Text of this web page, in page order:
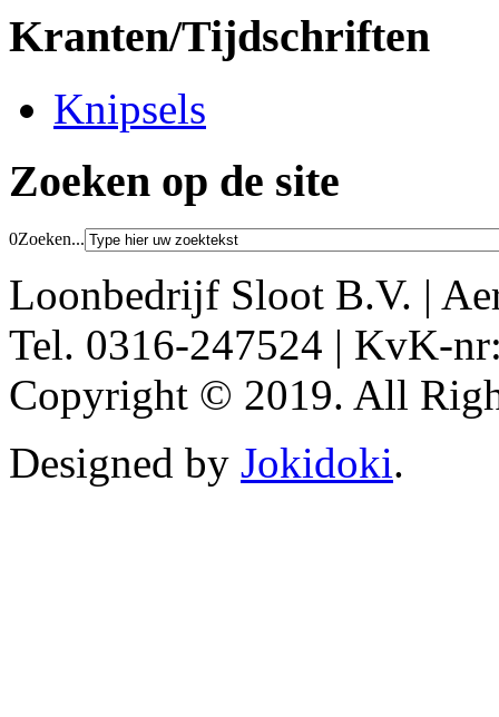
Kranten/Tijdschriften
Knipsels
Zoeken op de site
0Zoeken...
Loonbedrijf Sloot B.V. |
Tel. 0316-247524 | KvK-
Copyright © 2019. All
Designed by Jokidoki.